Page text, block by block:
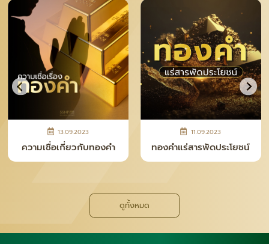
28.04.2026
ความจริงหลังเคาน์เตอร์ ที่
คนซื้อทอง–เงินควรรู้
12.11.2025
ทำไม “เงินแท่ง SNP” ถึง
กลายเป็นเทรนด์ใหม่ของยุค
ดูทั้งหมด